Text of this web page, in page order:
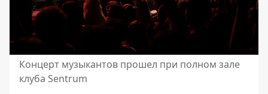
Концерт музыкантов прошел при полном зале
клуба Sentrum